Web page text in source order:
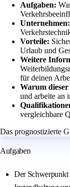
Aufgaben:
Unternehmen:
Vorteile:
Urlaub und
Weitere
für deinen
Warum dieser
und arbeite an
vergleichbare
Das prognostizierte
Aufgaben
Der Schwerpunkt